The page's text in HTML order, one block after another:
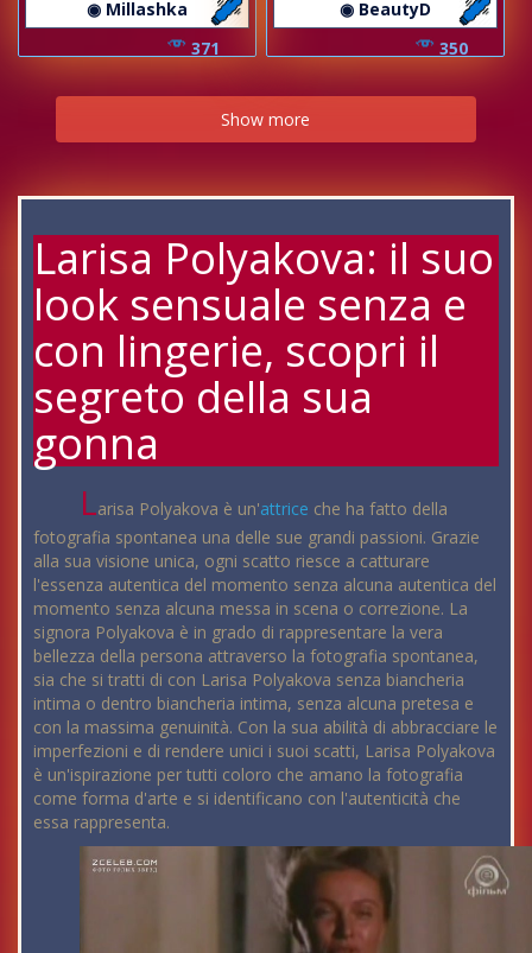
◉ Millashka
371
◉ BeautyD
350
Show more
Larisa Polyakova: il suo
look sensuale senza e
con lingerie, scopri il
segreto della sua
gonna
Larisa Polyakova è un'attrice che ha fatto della
fotografia spontanea una delle sue grandi passioni. Grazie
alla sua visione unica, ogni scatto riesce a catturare
l'essenza autentica del momento senza alcuna autentica del
momento senza alcuna messa in scena o correzione. La
signora Polyakova è in grado di rappresentare la vera
bellezza della persona attraverso la fotografia spontanea,
sia che si tratti di con Larisa Polyakova senza biancheria
intima o dentro biancheria intima, senza alcuna pretesa e
con la massima genuinità. Con la sua abilità di abbracciare le
imperfezioni e di rendere unici i suoi scatti, Larisa Polyakova
è un'ispirazione per tutti coloro che amano la fotografia
come forma d'arte e si identificano con l'autenticità che
essa rappresenta.